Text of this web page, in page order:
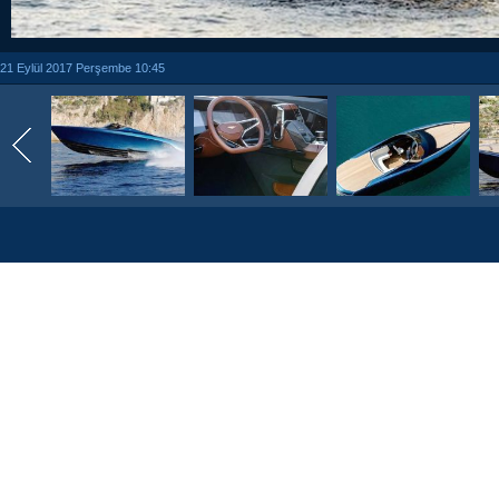
21 Eylül 2017 Perşembe 10:45